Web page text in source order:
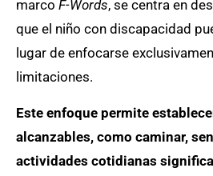
marco F-Words, se centra en
que el niño con discapacidad
lugar de enfocarse
limitaciones.
Este enfoque permite
alcanzables, como caminar,
actividades cotidianas